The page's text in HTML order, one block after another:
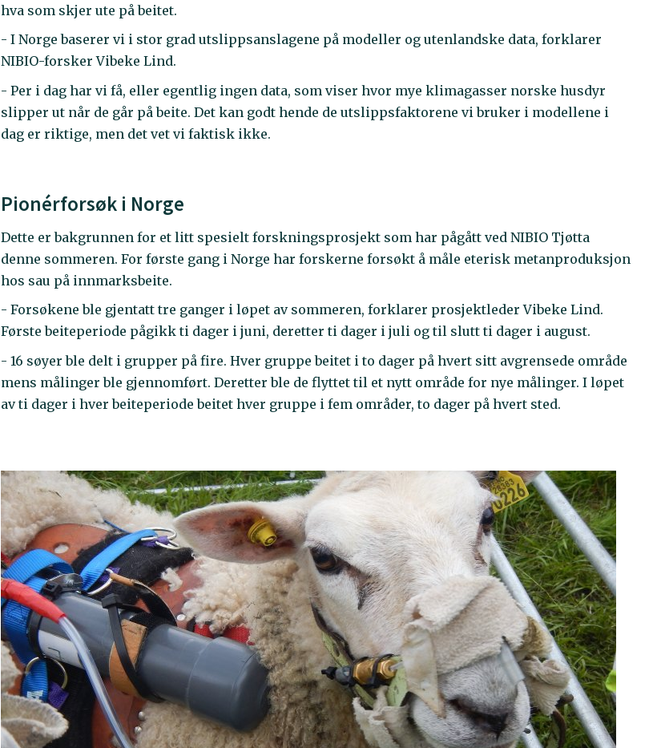
hva som skjer ute på beitet.
- I Norge baserer vi i stor grad utslippsanslagene på modeller og utenlandske data, forklarer
NIBIO-forsker Vibeke Lind.
- Per i dag har vi få, eller egentlig ingen data, som viser hvor mye klimagasser norske husdyr
slipper ut når de går på beite. Det kan godt hende de utslippsfaktorene vi bruker i modellene i
dag er riktige, men det vet vi faktisk ikke.
Pionérforsøk i Norge
Dette er bakgrunnen for et litt spesielt forskningsprosjekt som har pågått ved NIBIO Tjøtta
denne sommeren. For første gang i Norge har forskerne forsøkt å måle eterisk metanproduksjon
hos sau på innmarksbeite.
- Forsøkene ble gjentatt tre ganger i løpet av sommeren, forklarer prosjektleder Vibeke Lind.
Første beiteperiode pågikk ti dager i juni, deretter ti dager i juli og til slutt ti dager i august.
- 16 søyer ble delt i grupper på fire. Hver gruppe beitet i to dager på hvert sitt avgrensede område
mens målinger ble gjennomført. Deretter ble de flyttet til et nytt område for nye målinger. I løpet
av ti dager i hver beiteperiode beitet hver gruppe i fem områder, to dager på hvert sted.